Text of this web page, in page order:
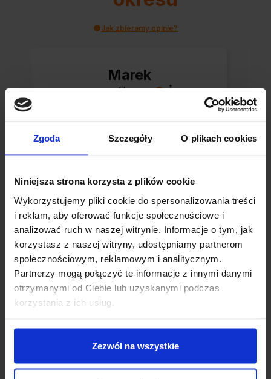
Zgoda Szczegóły O plikach cookies
Niniejsza strona korzysta z plików cookie
Wykorzystujemy pliki cookie do spersonalizowania treści
i reklam, aby oferować funkcje społecznościowe i
analizować ruch w naszej witrynie. Informacje o tym, jak
korzystasz z naszej witryny, udostępniamy partnerom
społecznościowym, reklamowym i analitycznym.
Partnerzy mogą połączyć te informacje z innymi danymi
otrzymanymi od Ciebie lub uzyskanymi podczas
korzystania z ich usług.
Zezwól na wszystkie
Jak zbieramy opinie?
Marek
zweryfikowano
mnie bezpiecznie w
Świetna organizacja i
błyskawiczna wysyłka.
Korzystam z tego
sklepu nie pierwszy
raz - zawsze
wszystko perfekt.
Polecam z całym
przekonaniem.
0 0
wczoraj
zebranych i zweryfikowanych
przez